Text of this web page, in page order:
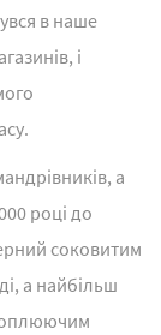
в наше
і
а
році до
соковитим
а найбільш